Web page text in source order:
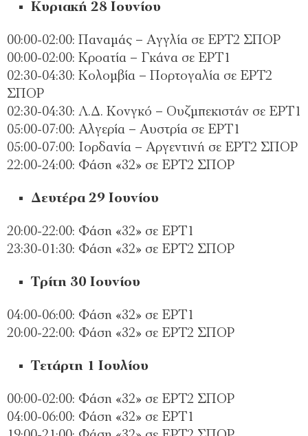
Κυριακή 28 Ιουνίου
00:00-02:00: Παναμάς – Αγγλία σε ΕΡΤ2 ΣΠΟΡ
00:00-02:00: Κροατία – Γκάνα σε ΕΡΤ1
02:30-04:30: Κολομβία – Πορτογαλία σε ΕΡΤ2
ΣΠΟΡ
02:30-04:30: Λ.Δ. Κονγκό – Ουζμπεκιστάν σε ΕΡΤ1
05:00-07:00: Αλγερία – Αυστρία σε ΕΡΤ1
05:00-07:00: Ιορδανία – Αργεντινή σε ΕΡΤ2 ΣΠΟΡ
22:00-24:00: Φάση «32» σε ΕΡΤ2 ΣΠΟΡ
Δευτέρα 29 Ιουνίου
20:00-22:00: Φάση «32» σε ΕΡΤ1
23:30-01:30: Φάση «32» σε ΕΡΤ2 ΣΠΟΡ
Τρίτη 30 Ιουνίου
04:00-06:00: Φάση «32» σε ΕΡΤ1
20:00-22:00: Φάση «32» σε ΕΡΤ2 ΣΠΟΡ
Τετάρτη 1 Ιουλίου
00:00-02:00: Φάση «32» σε ΕΡΤ2 ΣΠΟΡ
04:00-06:00: Φάση «32» σε ΕΡΤ1